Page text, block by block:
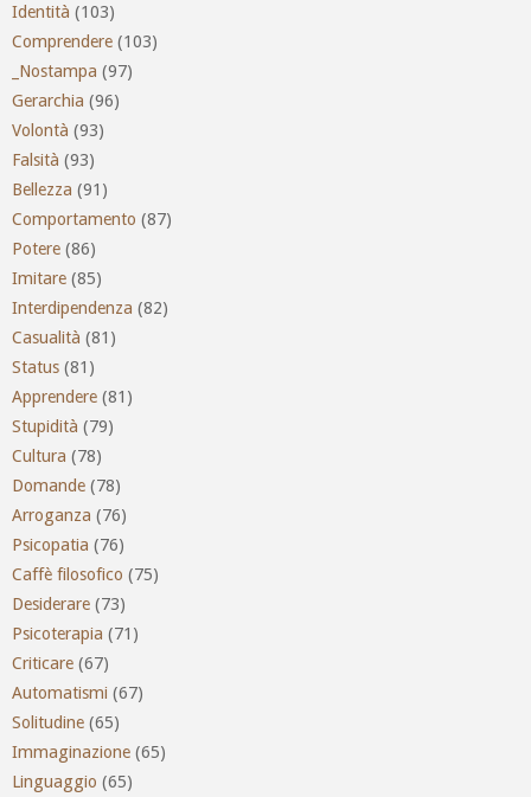
Identità (103)
Comprendere (103)
_Nostampa (97)
Gerarchia (96)
Volontà (93)
Falsità (93)
Bellezza (91)
Comportamento (87)
Potere (86)
Imitare (85)
Interdipendenza (82)
Casualità (81)
Status (81)
Apprendere (81)
Stupidità (79)
Cultura (78)
Domande (78)
Arroganza (76)
Psicopatia (76)
Caffè filosofico (75)
Desiderare (73)
Psicoterapia (71)
Criticare (67)
Automatismi (67)
Solitudine (65)
Immaginazione (65)
Linguaggio (65)